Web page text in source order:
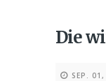
Die
SEP. 01,